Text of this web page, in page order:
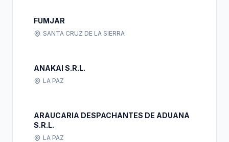
FUMJAR
SANTA CRUZ DE LA SIERRA
ANAKAI S.R.L.
LA PAZ
ARAUCARIA DESPACHANTES DE ADUANA
S.R.L.
LA PAZ